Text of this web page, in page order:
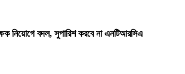
নিয়োগে বদল, সুপারিশ করবে না এনটিআরসিএ